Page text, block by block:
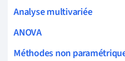
Analyse multivariée
ANOVA
Méthodes non